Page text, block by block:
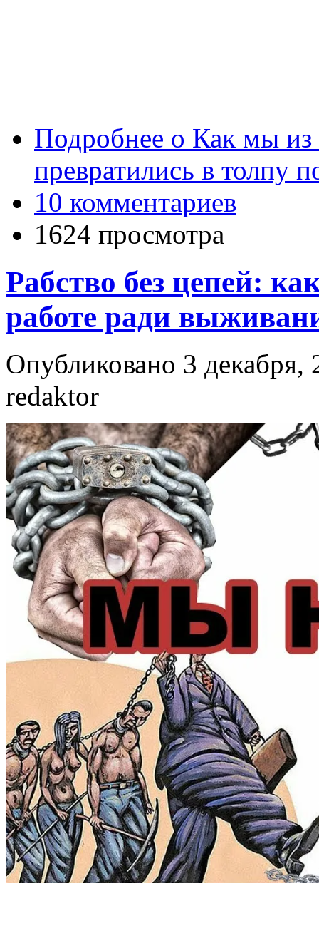
Подробнее о Как мы из
превратились в толпу
10 комментариев
1624 просмотра
Рабство без цепей:
работе ради
Опубликовано 3 декабря,
redaktor